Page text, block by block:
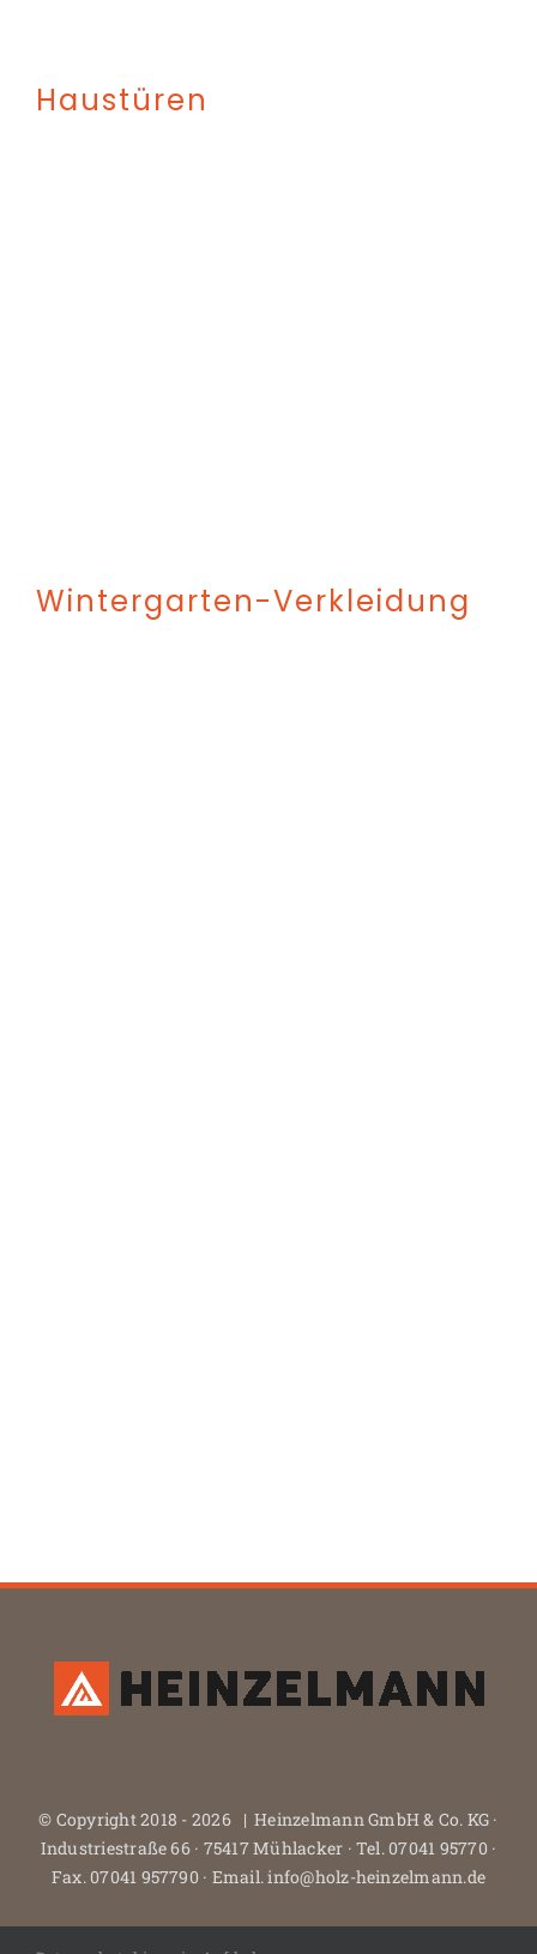
Haustüren
Wintergarten-Verkleidung
© Copyright 2018 - 2026 | Heinzelmann GmbH & Co. KG ·
Industriestraße 66 · 75417 Mühlacker · Tel. 07041 95770 ·
Fax. 07041 957790 · Email. info@holz-heinzelmann.de